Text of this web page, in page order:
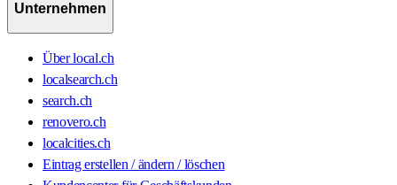
Unternehmen
Über local.ch
localsearch.ch
search.ch
renovero.ch
localcities.ch
Eintrag erstellen / ändern / löschen